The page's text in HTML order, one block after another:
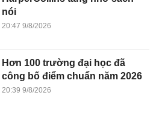
nói
20:47 9/8/2026
Hơn 100 trường đại học đã
công bố điểm chuẩn năm 2026
20:39 9/8/2026